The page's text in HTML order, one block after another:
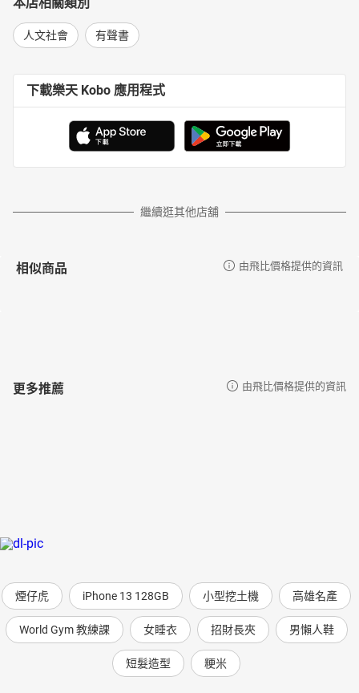
本店相關類別
人文社會 有聲書
下載樂天 Kobo 應用程式
繼續逛其他店舖
相似商品 由飛比價格提供的資訊
更多推薦 由飛比價格提供的資訊
煙仔虎 iPhone 13 128GB 小型挖土機 高雄名產
World Gym 教練課 女睡衣 招財長夾 男懶人鞋
短髮造型 粳米